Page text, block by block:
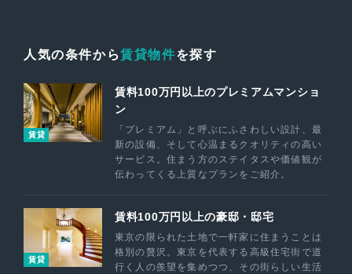
人気の条件から賃貸物件を探す
賃貸
賃料100万円以上のプレミアムマンショ
ン
「プレミアム」と呼ぶにふさわしい設計、最
新の設備、そして心温まるクオリティの高い
サービス。住まう方のステイタスや価値観が
伝わってくる上質なプランをご紹介。
賃貸
賃料100万円以上の豪邸・邸宅
東京の限られた土地で一軒家に住まうことは
格別の贅沢。東京を代表する高級住宅街で道
行く人の羨望を集めつつ、その街らしい生活